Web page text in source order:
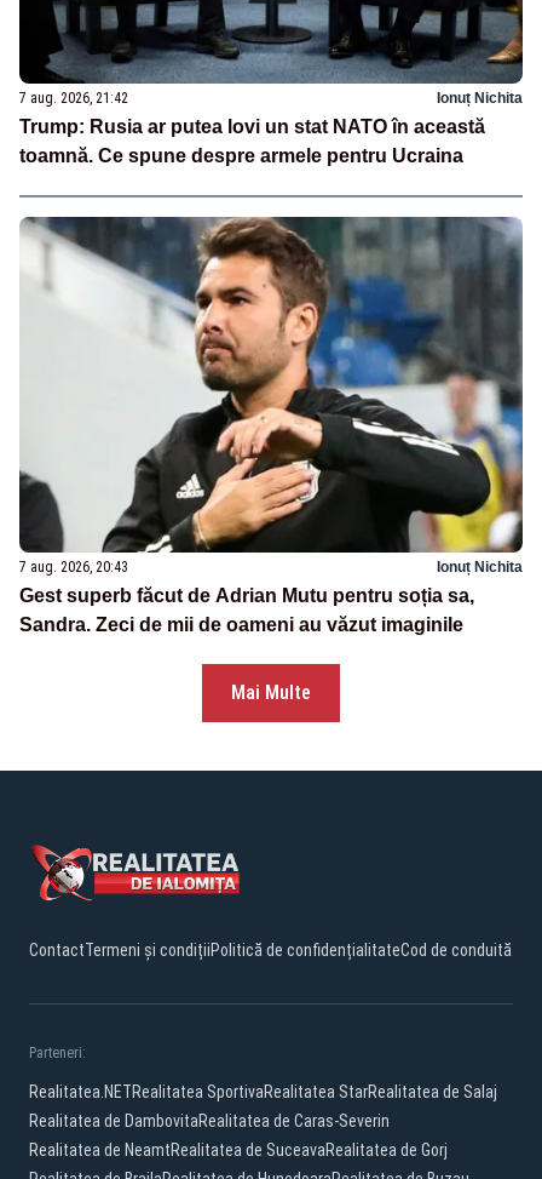
7 aug. 2026, 21:42 Ionuț Nichita
Trump: Rusia ar putea lovi un stat NATO în această
toamnă. Ce spune despre armele pentru Ucraina
7 aug. 2026, 20:43 Ionuț Nichita
Gest superb făcut de Adrian Mutu pentru soția sa,
Sandra. Zeci de mii de oameni au văzut imaginile
Mai Multe
ContactTermeni și condițiiPolitică de confidențialitateCod de conduită
Parteneri:
Realitatea.NETRealitatea SportivaRealitatea StarRealitatea de Salaj
Realitatea de DambovitaRealitatea de Caras-Severin
Realitatea de NeamtRealitatea de SuceavaRealitatea de Gorj